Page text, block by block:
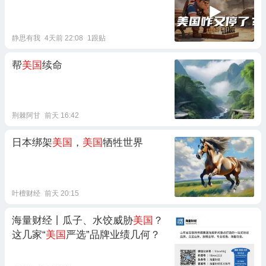
静思有我 4天前 22:08 1跟贴
帮美国续命
荆棘阿甘 前天 16:42
日本绑架美国 ， 美国牺牲世界
叶檀财经 前天 20:15
海量财经丨瓜子、水饺威胁美国 ？
这几家“美国 严选”品牌业绩几何？